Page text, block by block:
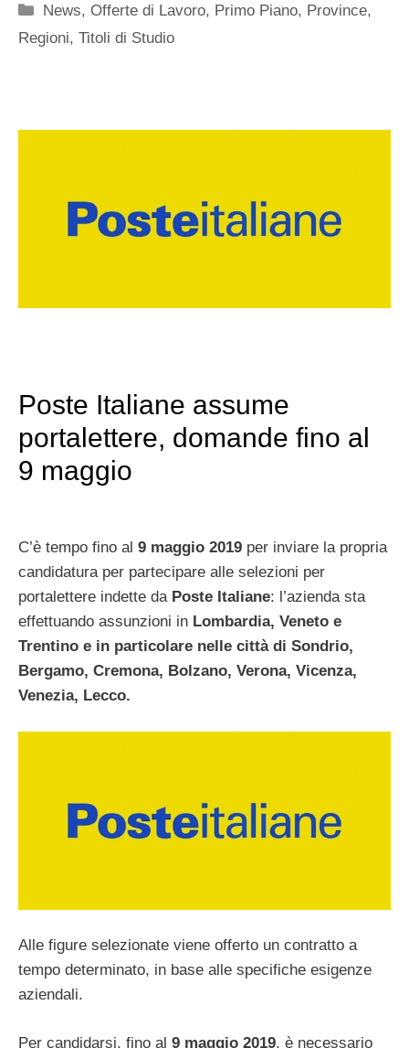
Categorie
News,Offerte di Lavoro, Primo Piano, Province,
Regioni, Titoli di Studio
Poste Italiane assume
portalettere, domande fino al
9 maggio
C’è tempo fino al 9 maggio 2019 per inviare la propria
candidatura per partecipare alle selezioni per
portalettere indette da Poste Italiane: l’azienda sta
effettuando assunzioni in Lombardia, Veneto e
Trentino e in particolare nelle città di Sondrio,
Bergamo, Cremona, Bolzano, Verona, Vicenza,
Venezia, Lecco.
Alle figure selezionate viene offerto un contratto a
tempo determinato, in base alle specifiche esigenze
aziendali.
Per candidarsi, fino al 9 maggio 2019, è necessario